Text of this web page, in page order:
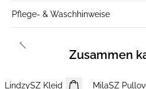
Pflege- & Waschhinweise
Zusammen
NEUHEIT
LindzySZ Kleid
NEUHEIT
MilaSZ
Previous slide